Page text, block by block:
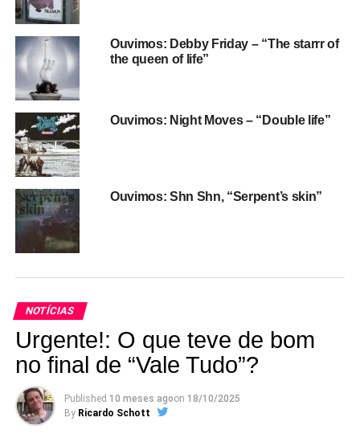
Ouvimos: Debby Friday – “The starrr of
the queen of life”
Ouvimos: Night Moves – “Double life”
Ouvimos: Shn Shn, “Serpent’s skin”
NOTÍCIAS
Urgente!: O que teve de bom
no final de “Vale Tudo”?
Published 10 meses agoon 18/10/2025
By Ricardo Schott